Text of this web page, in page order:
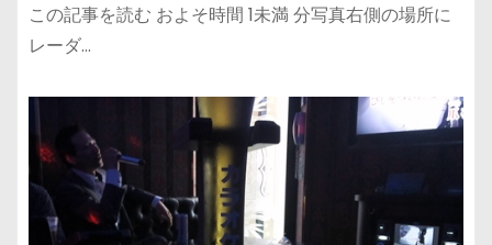
この記事を読む およそ時間 1未満 分写真右側の場所に
レーダ…